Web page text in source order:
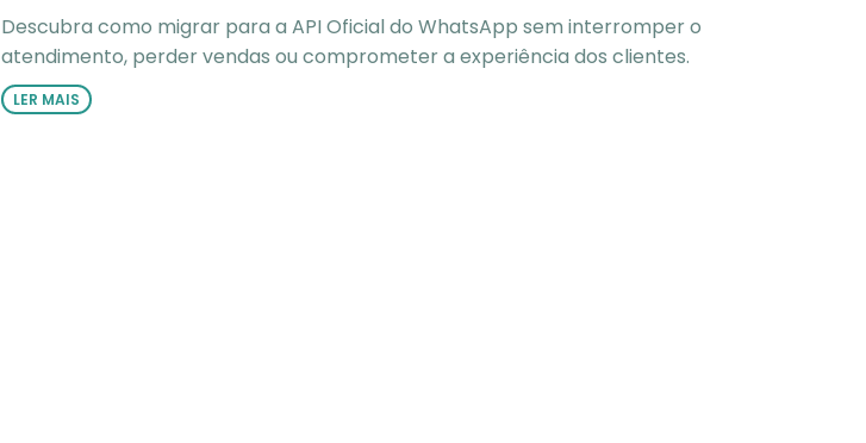
Descubra como migrar para a API Oficial do WhatsApp sem interromper o
atendimento, perder vendas ou comprometer a experiência dos clientes.
LER MAIS